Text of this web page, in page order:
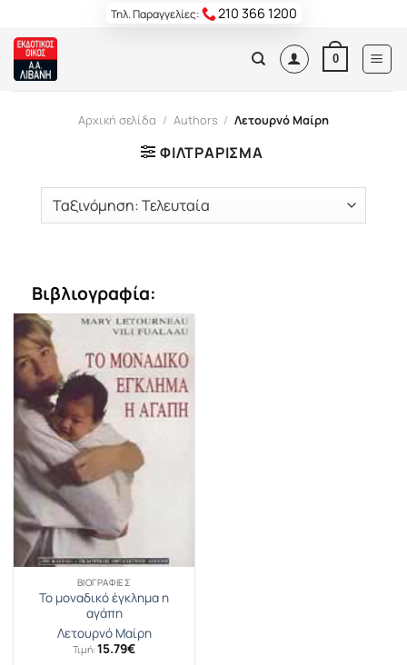
content
Τηλ. Παραγγελίες: 210 366 1200
0
Αρχική σελίδα / Authors / Λετουρνό Μαίρη
ΦΙΛΤΡΆΡΙΣΜΑ
Βιβλιογραφία:
ΒΙΟΓΡΑΦΊΕΣ
Το μοναδικό έγκλημα η
αγάπη
Λετουρνό Μαίρη
Τιμή: 15.79€